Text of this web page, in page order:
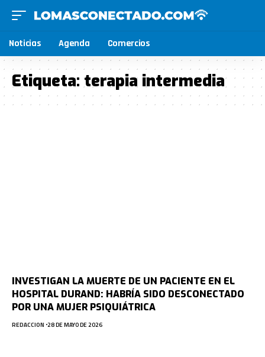
Noticias Agenda Comercios
Etiqueta:terapia intermedia
INVESTIGAN LA MUERTE DE UN PACIENTE EN EL
HOSPITAL DURAND: HABRÍA SIDO DESCONECTADO
POR UNA MUJER PSIQUIÁTRICA
REDACCION 28 DE MAYO DE 2026